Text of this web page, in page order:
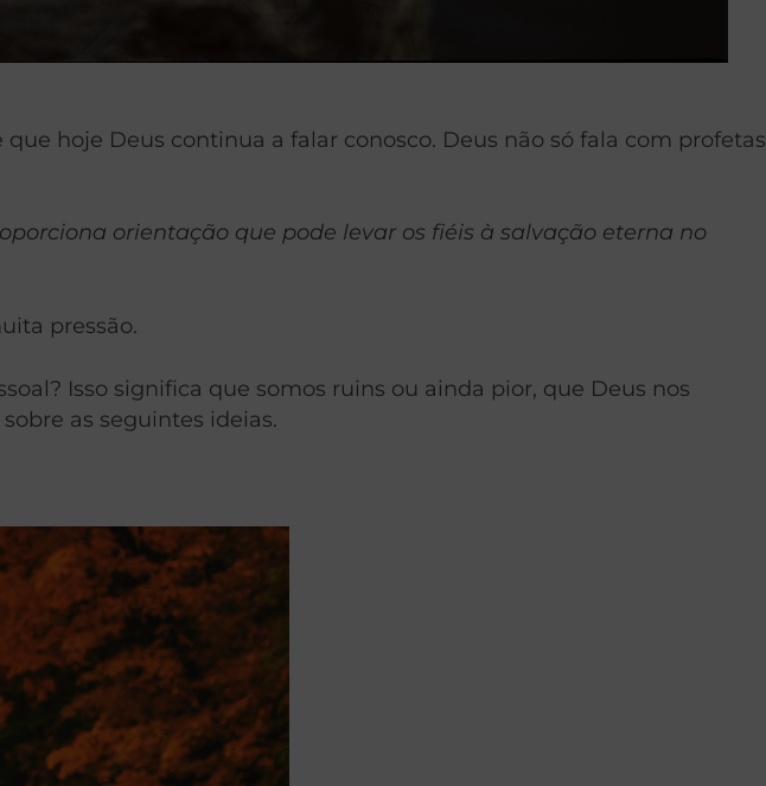
hoje Deus continua a falar conosco. Deus não só fala com profetas
orientação que pode levar os fiéis à salvação eterna no
pressão.
Isso significa que somos ruins ou ainda pior, que Deus nos
as seguintes ideias.